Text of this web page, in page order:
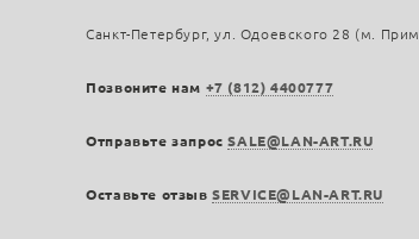
Санкт-Петербург, ул. Одоевского 28 (м.
Позвоните нам +7 (812) 4400777
Отправьте запросSALE@LAN-ART.RU
Оставьте отзывSERVICE@LAN-ART.RU